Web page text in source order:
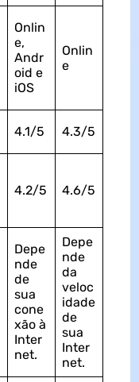
Onlin
e,
Andr
oid e
iOS
Onlin
e
4.1/5 4.3/5
4.2/5 4.6/5
Depe
nde
de
sua
cone
xão à
Inter
net.
Depe
nde
da
veloc
idade
de
sua
Inter
net.